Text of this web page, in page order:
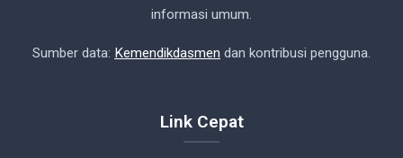
informasi umum.
Sumber data: Kemendikdasmen dan kontribusi pengguna.
Link Cepat